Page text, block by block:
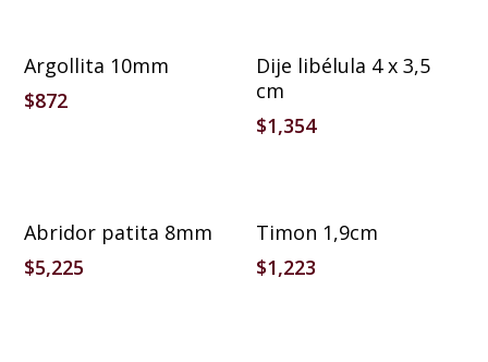
Argollita 10mm
$872
Añadir Al Carrito
Dije libélula 4 x 3,5
cm
$1,354
Abridor patita 8mm
$5,225
Timon 1,9cm
$1,223